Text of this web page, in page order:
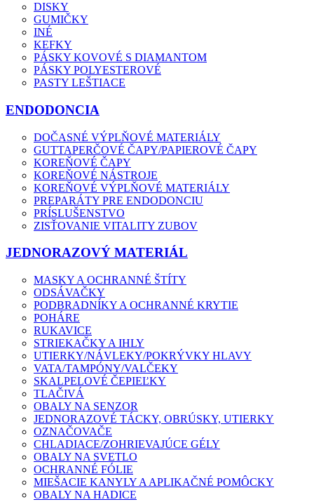
DISKY
GUMIČKY
INÉ
KEFKY
PÁSKY KOVOVÉ S DIAMANTOM
PÁSKY POLYESTEROVÉ
PASTY LEŠTIACE
ENDODONCIA
DOČASNÉ VÝPLŇOVÉ MATERIÁLY
GUTTAPERČOVÉ ČAPY/PAPIEROVÉ ČAPY
KOREŇOVÉ ČAPY
KOREŇOVÉ NÁSTROJE
KOREŇOVÉ VÝPLŇOVÉ MATERIÁLY
PREPARÁTY PRE ENDODONCIU
PRÍSLUŠENSTVO
ZISŤOVANIE VITALITY ZUBOV
JEDNORAZOVÝ MATERIÁL
MASKY A OCHRANNÉ ŠTÍTY
ODSÁVAČKY
PODBRADNÍKY A OCHRANNÉ KRYTIE
POHÁRE
RUKAVICE
STRIEKAČKY A IHLY
UTIERKY/NÁVLEKY/POKRÝVKY HLAVY
VATA/TAMPÓNY/VALČEKY
SKALPELOVÉ ČEPIEĽKY
TLAČIVÁ
OBALY NA SENZOR
JEDNORAZOVÉ TÁCKY, OBRÚSKY, UTIERKY
OZNAČOVAČE
CHLADIACE/ZOHRIEVAJÚCE GÉLY
OBALY NA SVETLO
OCHRANNÉ FÓLIE
MIEŠACIE KANYLY A APLIKAČNÉ POMÔCKY
OBALY NA HADICE